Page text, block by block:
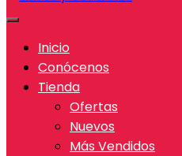
Inicio
Conócenos
Tienda
Ofertas
Nuevos
Más Vendidos